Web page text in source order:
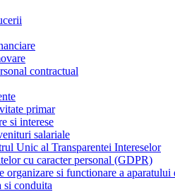
contractual
primar
si interese
salariale
Unic al Transparentei Intereselor
cu caracter personal (GDPR)
organizare si functionare a
si conduita